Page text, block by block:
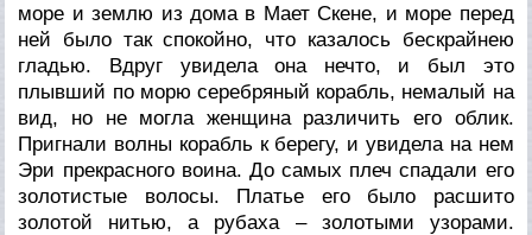
море и землю из дома в Мает Скене, и море перед
ней было так спокойно, что казалось бескрайнею
гладью. Вдруг увидела она нечто, и был это
плывший по морю серебряный корабль, немалый на
вид, но не могла женщина различить его облик.
Пригнали волны корабль к берегу, и увидела на нем
Эри прекрасного воина. До самых плеч спадали его
золотистые волосы. Платье его было расшито
золотой нитью, а рубаха – золотыми узорами.